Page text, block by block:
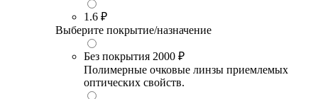
1.6 ₽
Выберите покрытие/назначение
Без покрытия 2000 ₽
Полимерные очковые линзы приемлемых
оптических свойств.